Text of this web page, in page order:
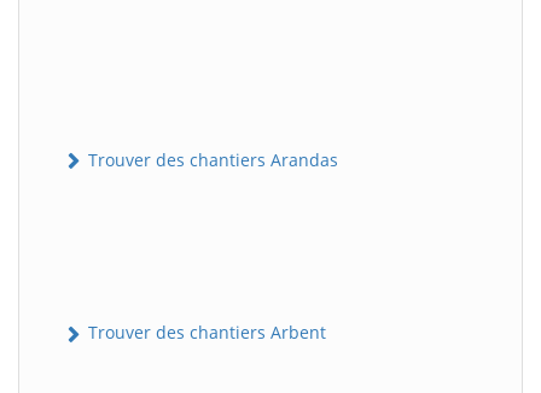
Trouver des chantiers Arandas
Trouver des chantiers Arbent